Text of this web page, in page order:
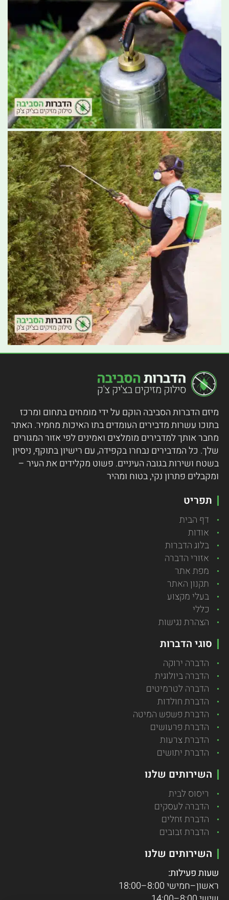
מיזם הדברות הסביבה הוקם על ידי מומחים בתחום ומרכז
בתוכו עשרות מדבירים העומדים בתו האיכות מחמיר. האתר
מחבר אותך למדבירים מומלצים ואמינים לפי אזור המגורים
שלך. כל המדבירים נבחרו בקפידה, עם רישיון בתוקף, ניסיון
בשטח ושירות בגובה העיניים. פשוט מקלידים את העיר –
ומקבלים פתרון נקי, בטוח ומהיר
תפריט
דף הבית
אודות
בלוג הדברות
אזורי הדברה
מפת אתר
תקנון האתר
בעלי מקצוע
כללי
הצהרת נגישות
סוגי הדברות
הדברה ירוקה
הדברה ביולוגית
הדברה לטרמיטים
הדברת חולדות
הדברת פשפש המיטה
הדברת פרעושים
הדברת צרעות
הדברת יתושים
השירותים שלנו
ריסוס לבית
הדברה לעסקים
הדברת זחלים
הדברת זבובים
השירותים שלנו
שעות פעילות:
ראשון–חמישי 8:00–18:00